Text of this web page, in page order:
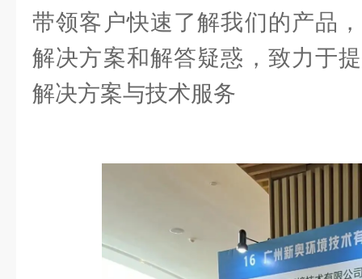
带领客户快速了解我们的产品
解决方案和解答疑惑，致力于
解决方案与技术服务